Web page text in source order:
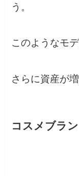
う。
このようなモ
さらに資産が
コスメブラ